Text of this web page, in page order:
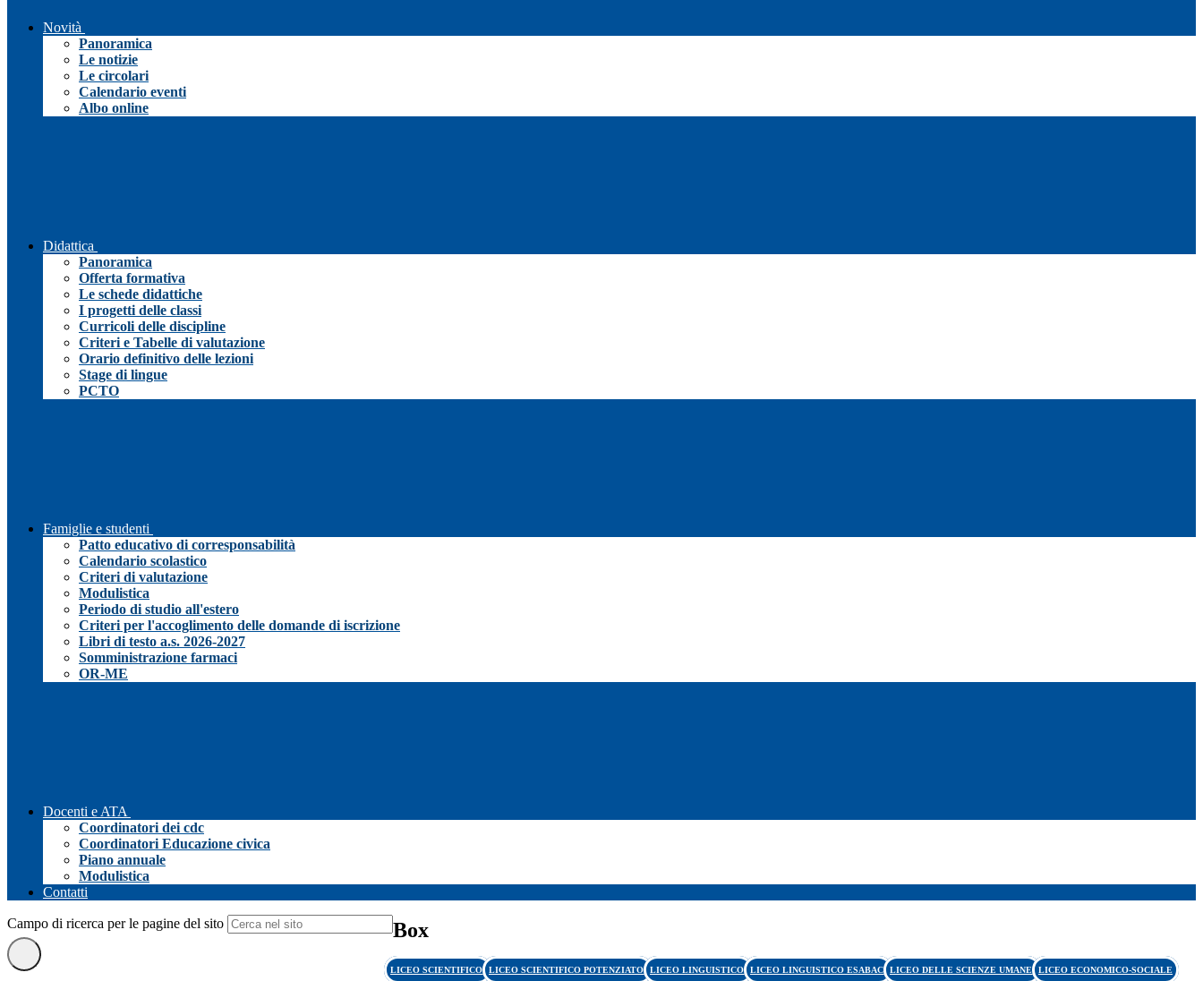
Novità
Panoramica
Le notizie
Le circolari
Calendario eventi
Albo online
Didattica
Panoramica
Offerta formativa
Le schede didattiche
I progetti delle classi
Curricoli delle discipline
Criteri e Tabelle di valutazione
Orario definitivo delle lezioni
Stage di lingue
PCTO
Famiglie e studenti
Patto educativo di corresponsabilità
Calendario scolastico
Criteri di valutazione
Modulistica
Periodo di studio all'estero
Criteri per l'accoglimento delle domande di iscrizione
Libri di testo a.s. 2026-2027
Somministrazione farmaci
OR-ME
Docenti e ATA
Coordinatori dei cdc
Coordinatori Educazione civica
Piano annuale
Modulistica
Contatti
Campo di ricerca per le pagine del sito Box
LICEO SCIENTIFICO LICEO SCIENTIFICO POTENZIATO LICEO LINGUISTICO LICEO LINGUISTICO ESABAC LICEO DELLE SCIENZE UMANE LICEO ECONOMICO-SOCIALE